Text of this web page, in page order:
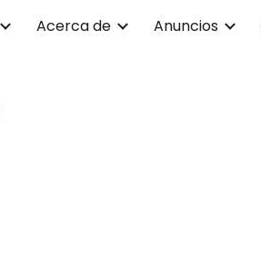
Skip to navigation
Acerca de Anuncios